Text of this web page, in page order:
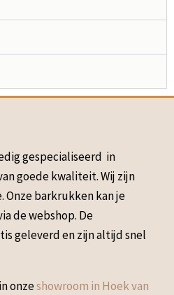
gespecialiseerd in
goede kwaliteit. Wij zijn
Onze barkrukken kan je
de webshop. De
geleverd en zijn altijd snel
onzeshowroom in Hoek van